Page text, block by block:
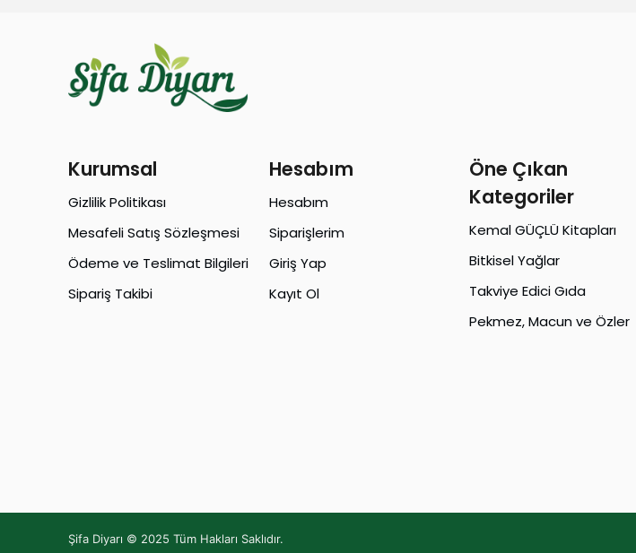
Kurumsal
Gizlilik Politikası
Mesafeli Satış Sözleşmesi
Ödeme ve Teslimat Bilgileri
Sipariş Takibi
Hesabım
Hesabım
Siparişlerim
Giriş Yap
Kayıt Ol
Öne Çıkan
Kategoriler
Kemal GÜÇLÜ Kitapları
Bitkisel Yağlar
Takviye Edici Gıda
Pekmez, Macun ve Özler
Şifa Diyarı © 2025 Tüm Hakları Saklıdır.